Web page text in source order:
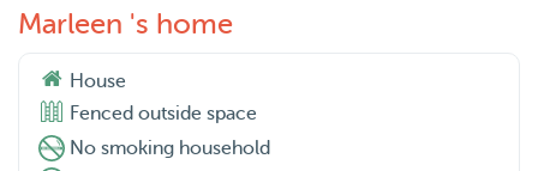
Marleen 's home
House
Fenced outside space
No smoking household